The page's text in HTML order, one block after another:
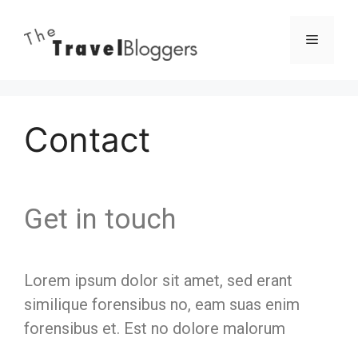
Contact
Get in touch
Lorem ipsum dolor sit amet, sed erant
similique forensibus no, eam suas enim
forensibus et. Est no dolore malorum